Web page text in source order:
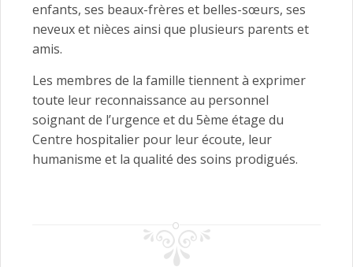
enfants, ses beaux-frères et belles-sœurs, ses
neveux et nièces ainsi que plusieurs parents et
amis.
Les membres de la famille tiennent à exprimer
toute leur reconnaissance au personnel
soignant de l’urgence et du 5ème étage du
Centre hospitalier pour leur écoute, leur
humanisme et la qualité des soins prodigués.